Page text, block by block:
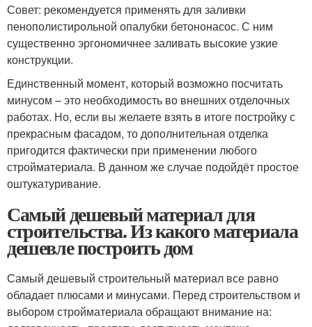
Совет: рекомендуется применять для заливки
пенополистирольной опалубки бетононасос. С ним
существенно эргономичнее заливать высокие узкие
конструкции.
Единственный момент, который возможно посчитать
минусом – это необходимость во внешних отделочных
работах. Но, если вы желаете взять в итоге постройку с
прекрасным фасадом, то дополнительная отделка
пригодится фактически при применении любого
стройматериала. В данном же случае подойдёт простое
оштукатуривание.
Самый дешевый материал для
строительства. Из какого материала
дешевле построить дом
Самый дешевый строительный материал все равно
обладает плюсами и минусами. Перед строительством и
выбором стройматериала обращают внимание на: